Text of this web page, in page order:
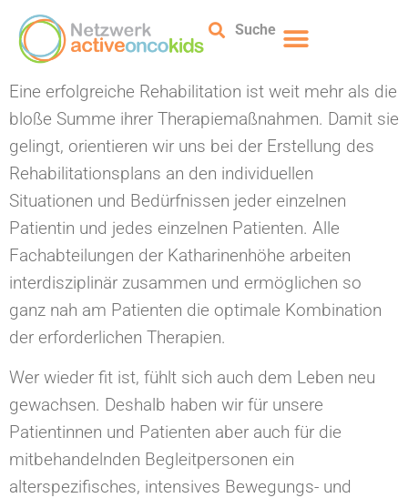
Suche
Eine erfolgreiche Rehabilitation ist weit mehr als die
bloße Summe ihrer Therapiemaßnahmen. Damit sie
gelingt, orientieren wir uns bei der Erstellung des
Rehabilitationsplans an den individuellen
Situationen und Bedürfnissen jeder einzelnen
Patientin und jedes einzelnen Patienten. Alle
Fachabteilungen der Katharinenhöhe arbeiten
interdisziplinär zusammen und ermöglichen so
ganz nah am Patienten die optimale Kombination
der erforderlichen Therapien.
Wer wieder fit ist, fühlt sich auch dem Leben neu
gewachsen. Deshalb haben wir für unsere
Patientinnen und Patienten aber auch für die
mitbehandelnden Begleitpersonen ein
alterspezifisches, intensives Bewegungs- und